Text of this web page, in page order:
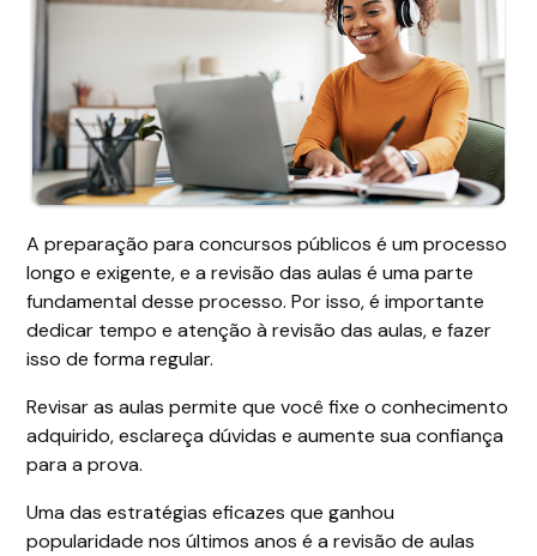
A preparação para concursos públicos é um processo
longo e exigente, e a revisão das aulas é uma parte
fundamental desse processo. Por isso, é importante
dedicar tempo e atenção à revisão das aulas, e fazer
isso de forma regular.
Revisar as aulas permite que você fixe o conhecimento
adquirido, esclareça dúvidas e aumente sua confiança
para a prova.
Uma das estratégias eficazes que ganhou
popularidade nos últimos anos é a revisão de aulas